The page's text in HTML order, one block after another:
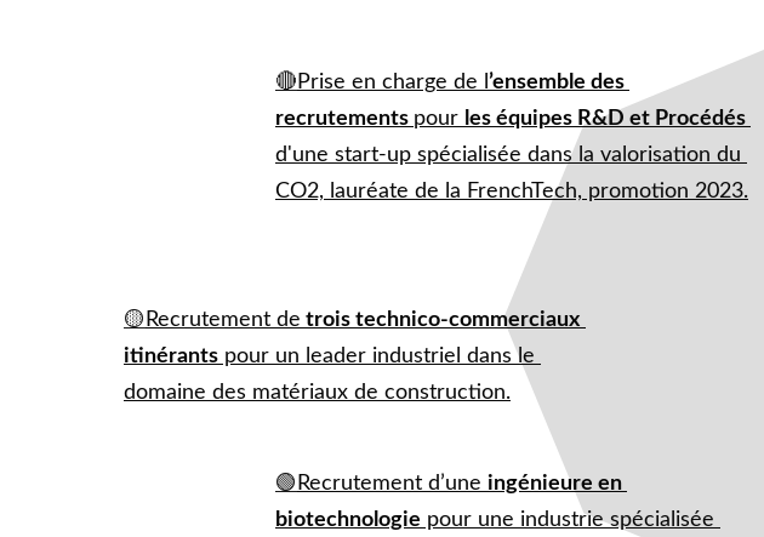
🔴 Prise en charge de l ’ensemble des
recrutements pour les équipes R&D et Procédés
d'une start-up spécialisée dans la valorisation du
CO2, lauréate de la FrenchTech, promotion 2023.
🟡 Recrutement de trois technico-commerciaux
itinérants pour un leader industriel dans le
domaine des matériaux de construction.
🟢 Recrutement d’une ingénieure en
biotechnologie pour une industrie spécialisée